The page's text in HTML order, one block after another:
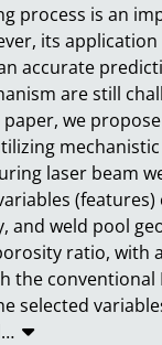
process is an
its
accurate
are still
we
laser beam
and weld pool
ratio, with
the
selected
…